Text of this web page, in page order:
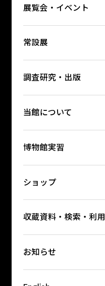
展覧会・イベント
常設展
調査研究・出版
当館について
博物館実習
ショップ
収蔵資料・検索・利用
お知らせ